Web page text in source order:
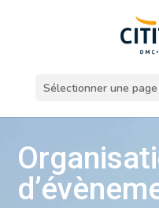
Sélectionner une page